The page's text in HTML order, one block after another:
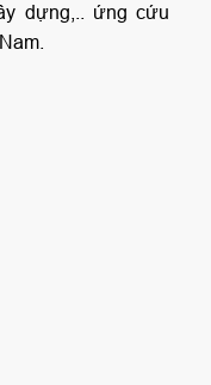
dựng,.. ứng cứu